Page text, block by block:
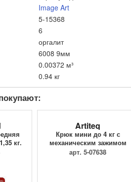
Image Art
5-15368
6
оргалит
6008 9мм
0.00372 м³
0.94 кг
кг.
Artiteq
Крюк мини до 4 кг с
механическим зажимом
9.4205
арт. 5-07638